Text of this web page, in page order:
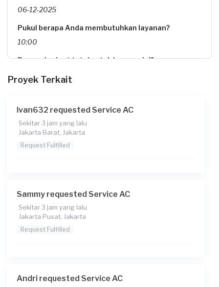
06-12-2025
Pukul berapa Anda membutuhkan layanan?
10:00
Berapa budget total untuk layanan ini?
Rp190.000 + Rp11.000 (biaya layanan) + Rp3.850 (biaya
Transaksi)
Proyek Terkait
Ivan632 requested Service AC
Sekitar 3 jam yang lalu
Jakarta Barat, Jakarta
Request Fulfilled
Sammy requested Service AC
Sekitar 3 jam yang lalu
Jakarta Pusat, Jakarta
Request Fulfilled
Andri requested Service AC